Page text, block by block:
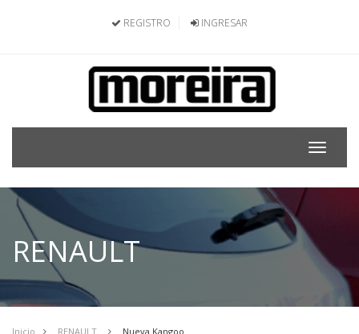
REGISTRO INGRESAR
Toggle
RENAULT
Inicio RENAULT Nueva Kangoo